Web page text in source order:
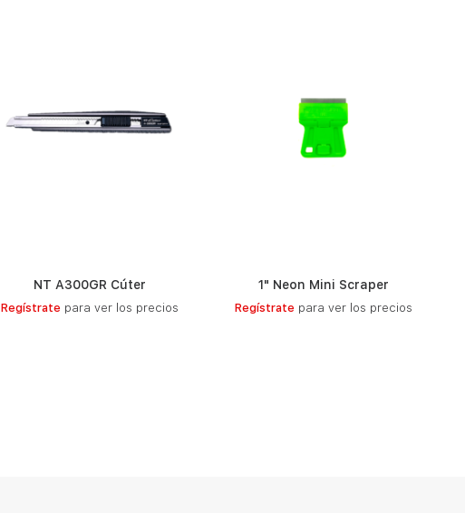
NT A300GR Cúter
Regístrate para ver los precios
1" Neon Mini Scraper
Regístrate para ver los precios